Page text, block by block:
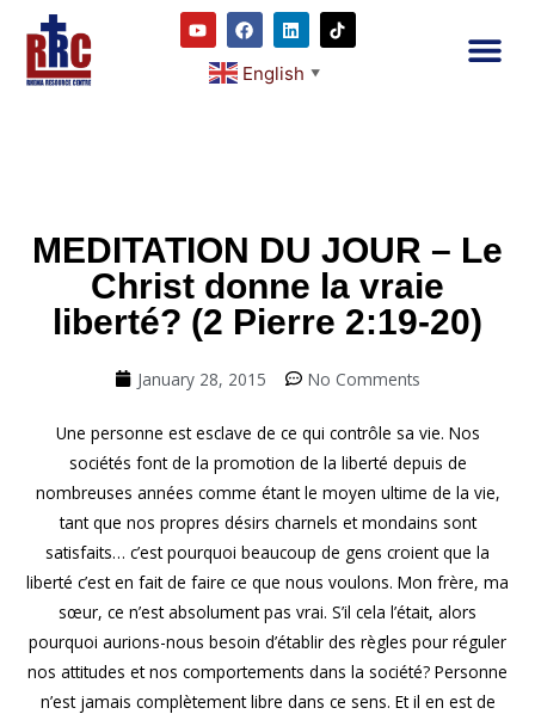
English ▼
MEDITATION DU JOUR – Le
Christ donne la vraie
liberté? (2 Pierre 2:19-20)
January 28, 2015 No Comments
Une personne est esclave de ce qui contrôle sa vie. Nos
sociétés font de la promotion de la liberté depuis de
nombreuses années comme étant le moyen ultime de la vie,
tant que nos propres désirs charnels et mondains sont
satisfaits… c’est pourquoi beaucoup de gens croient que la
liberté c’est en fait de faire ce que nous voulons. Mon frère, ma
sœur, ce n’est absolument pas vrai. S’il cela l’était, alors
pourquoi aurions-nous besoin d’établir des règles pour réguler
nos attitudes et nos comportements dans la société? Personne
n’est jamais complètement libre dans ce sens. Et il en est de